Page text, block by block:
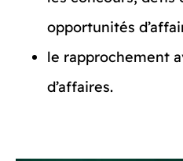
opportunités
le rapprochement
d’affaires.